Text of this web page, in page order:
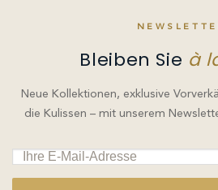
Bleiben Sie à
Neue Kollektionen, exklusive
die Kulissen – mit unserem